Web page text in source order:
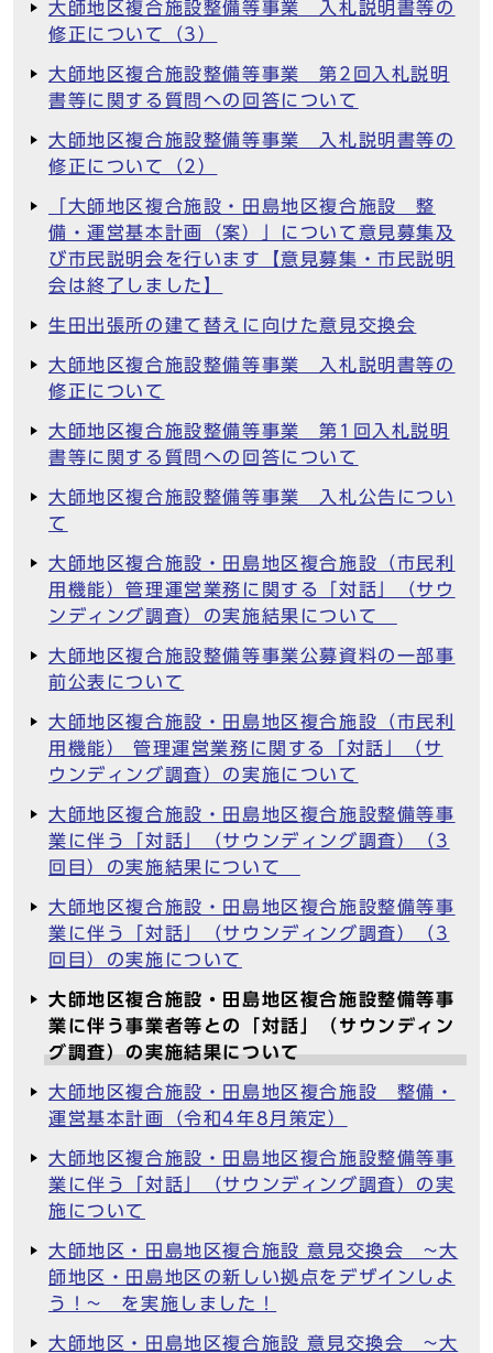
大師地区複合施設整備等事業 入札説明書等の
修正について（3）
大師地区複合施設整備等事業 第2回入札説明
書等に関する質問への回答について
大師地区複合施設整備等事業 入札説明書等の
修正について（2）
「大師地区複合施設・田島地区複合施設 整
備・運営基本計画（案）」について意見募集及
び市民説明会を行います【意見募集・市民説明
会は終了しました】
生田出張所の建て替えに向けた意見交換会
大師地区複合施設整備等事業 入札説明書等の
修正について
大師地区複合施設整備等事業 第1回入札説明
書等に関する質問への回答について
大師地区複合施設整備等事業 入札公告につい
て
大師地区複合施設・田島地区複合施設（市民利
用機能）管理運営業務に関する「対話」（サウ
ンディング調査）の実施結果について
大師地区複合施設整備等事業公募資料の一部事
前公表について
大師地区複合施設・田島地区複合施設（市民利
用機能） 管理運営業務に関する「対話」（サ
ウンディング調査）の実施について
大師地区複合施設・田島地区複合施設整備等事
業に伴う「対話」（サウンディング調査）（3
回目）の実施結果について
大師地区複合施設・田島地区複合施設整備等事
業に伴う「対話」（サウンディング調査）（3
回目）の実施について
大師地区複合施設・田島地区複合施設整備等事
業に伴う事業者等との「対話」（サウンディン
グ調査）の実施結果について
大師地区複合施設・田島地区複合施設 整備・
運営基本計画（令和4年8月策定）
大師地区複合施設・田島地区複合施設整備等事
業に伴う「対話」（サウンディング調査）の実
施について
大師地区・田島地区複合施設 意見交換会 ~大
師地区・田島地区の新しい拠点をデザインしよ
う！~ を実施しました！
大師地区・田島地区複合施設 意見交換会 ~大